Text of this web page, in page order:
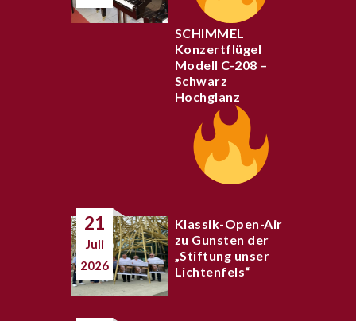
SCHIMMEL
Konzertflügel
Modell C-208 –
Schwarz
Hochglanz
21
Juli
2026
Klassik-Open-Air
zu Gunsten der
„Stiftung unser
Lichtenfels“